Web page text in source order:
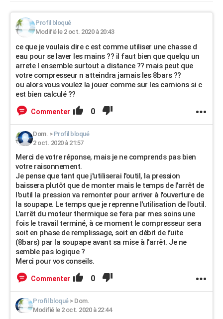
Profil bloqué
Modifié le 2 oct. 2020 à 20:43
ce que je voulais dire c est comme utiliser une chasse d
eau pour se laver les mains ?? il faut bien que quelqu un
arrete l ensemble surtout a distance ?? mais peut que
votre compresseur n atteindra jamais les 8bars ??
ou alors vous voulez la jouer comme sur les camions si c
est bien calculé ??
Commenter 0
Dom. > Profil bloqué
2 oct. 2020 à 21:57
Merci de votre réponse, mais je ne comprends pas bien
votre raisonnement.
Je pense que tant que j'utiliserai l'outil, la pression
baissera plutôt que de monter mais le temps de l'arrêt de
l'outil la pression va remonter pour arriver à l'ouverture de
la soupape. Le temps que je reprenne l'utilisation de l'outil.
L'arrêt du moteur thermique se fera par mes soins une
fois le travail terminé, à ce moment le compresseur sera
soit en phase de remplissage, soit en débit de fuite
(8bars) par la soupape avant sa mise à l'arrêt. Je ne
semble pas logique ?
Merci pour vos conseils.
Commenter 0
Profil bloqué> Dom.
Modifié le 2 oct. 2020 à 22:44